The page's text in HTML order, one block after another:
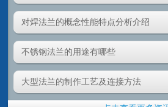
对焊法兰的概念性能特点分析介绍
不锈钢法兰的用途有哪些
大型法兰的制作工艺及连接方法